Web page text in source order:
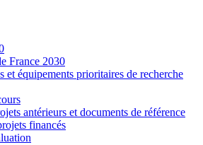
France 2030
et équipements prioritaires de recherche
antérieurs et documents de référence
financés